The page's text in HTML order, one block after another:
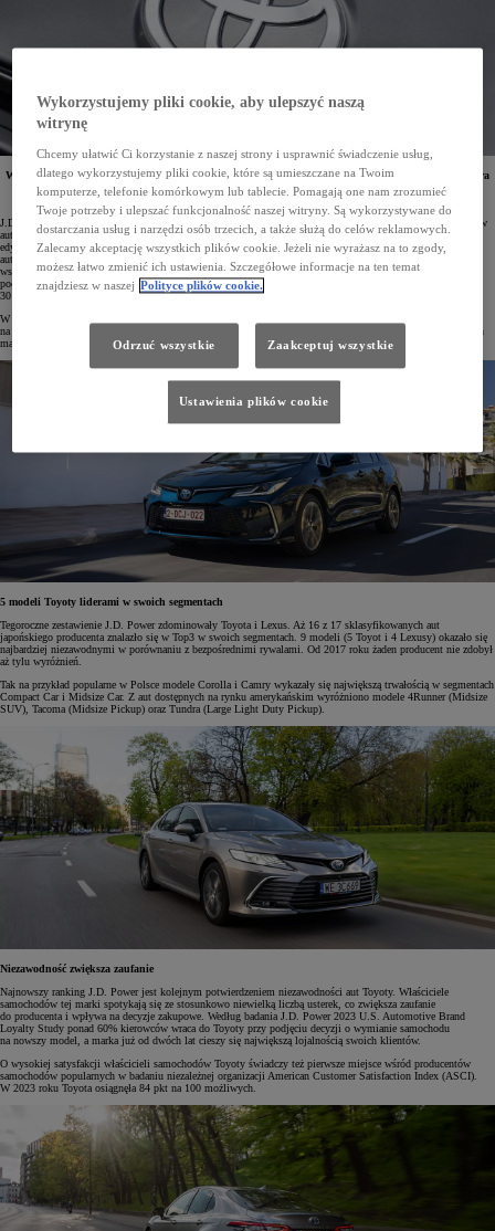
W rankingu J.D. Power 2024 U.S. Vehicle Dependability Study Toyota awansowała na pozycję lidera
wśród marek popularnych. Aż 5 jej modeli triumfowało pod względem niezawodności w swoich
segmentach.
J.D. Power to wiodąca amerykańska organizacja konsumencka, która analizuje dane zebrane od użytkowników
aut i na ich podstawie co roku tworzy ranking o nazwie U.S. Vehicle Dependability Study. W najnowszej
edycji badania, które trwało od sierpnia do listopada 2023 roku, udział wzięło 30 595 właścicieli trzyletnich
aut (z 2021 roku modelowego). Ankieterzy zebrali dane na temat awarii, usterek i zakłóceń w działaniu
wszystkich elementów istotnych z punktu widzenia użytkownika w aż 184 obszarach problemowych
podzielonych na 9 kategorii, a następnie przygotowali zestawienie, w którym w tym roku sklasyfikowano aż
30 marek motoryzacyjnych.
W porównaniu z rokiem ubiegłym Toyota poprawiła swój wynik aż o 21 pkt! Tym samym awansowała
na drugą pozycję – tuż za Lexusem (135 pkt). 147 pkt Toyoty jest najlepszym rezultatem spośród wszystkich
marek popularnych.
5 modeli Toyoty liderami w swoich segmentach
Tegoroczne zestawienie J.D. Power zdominowały Toyota i Lexus. Aż 16 z 17 sklasyfikowanych aut
japońskiego producenta znalazło się w Top3 w swoich segmentach. 9 modeli (5 Toyot i 4 Lexusy) okazało się
najbardziej niezawodnymi w porównaniu z bezpośrednimi rywalami. Od 2017 roku żaden producent nie zdobył
aż tylu wyróżnień.
Tak na przykład popularne w Polsce modele Corolla i Camry wykazały się największą trwałością w segmentach
Compact Car i Midsize Car. Z aut dostępnych na rynku amerykańskim wyróżniono modele 4Runner (Midsize
SUV), Tacoma (Midsize Pickup) oraz Tundra (Large Light Duty Pickup).
Niezawodność zwiększa zaufanie
Najnowszy ranking J.D. Power jest kolejnym potwierdzeniem niezawodności aut Toyoty. Właściciele
samochodów tej marki spotykają się ze stosunkowo niewielką liczbą usterek, co zwiększa zaufanie
do producenta i wpływa na decyzje zakupowe. Według badania J.D. Power 2023 U.S. Automotive Brand
Loyalty Study ponad 60% kierowców wraca do Toyoty przy podjęciu decyzji o wymianie samochodu
na nowszy model, a marka już od dwóch lat cieszy się największą lojalnością swoich klientów.
O wysokiej satysfakcji właścicieli samochodów Toyoty świadczy też pierwsze miejsce wśród producentów
samochodów popularnych w badaniu niezależnej organizacji American Customer Satisfaction Index (ASCI).
W 2023 roku Toyota osiągnęła 84 pkt na 100 możliwych.
Wykorzystujemy pliki cookie, aby ulepszyć naszą
witrynę
Chcemy ułatwić Ci korzystanie z naszej strony i usprawnić świadczenie usług,
dlatego wykorzystujemy pliki cookie, które są umieszczane na Twoim
komputerze, telefonie komórkowym lub tablecie. Pomagają one nam zrozumieć
Twoje potrzeby i ulepszać funkcjonalność naszej witryny. Są wykorzystywane do
dostarczania usług i narzędzi osób trzecich, a także służą do celów reklamowych.
Zalecamy akceptację wszystkich plików cookie. Jeżeli nie wyrażasz na to zgody,
możesz łatwo zmienić ich ustawienia. Szczegółowe informacje na ten temat
znajdziesz w naszej Polityce plików cookie.
Odrzuć wszystkie Zaakceptuj wszystkie
Ustawienia plików cookie